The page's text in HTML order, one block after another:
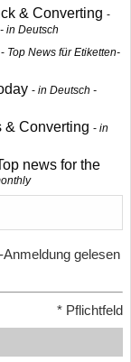
& Converting
in Deutsch
Top News für Etiketten-
in Deutsch -
& Converting
in
news for the
gelesen
* Pflichtfeld